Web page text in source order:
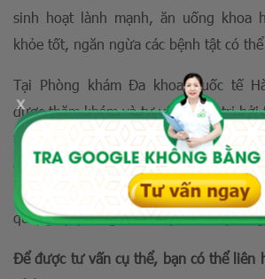
sinh hoạt lành mạnh, ăn uống khoa
khỏe tốt, ngăn ngừa các bệnh tật có
Tại Phòng khám Đa khoa Quốc tế
được thăm khám và tư vấn, điều trị bởi
tiến sĩ chuyên khoa giàu kinh nghiệm,
đội ngũ nhân viên y tế chuyên
biệt các thiết bị y tế hiện đại góp
quả, giúp phòng khám đạt chuẩn
Để được tư vấn cụ thể, bạn có thể liên
x